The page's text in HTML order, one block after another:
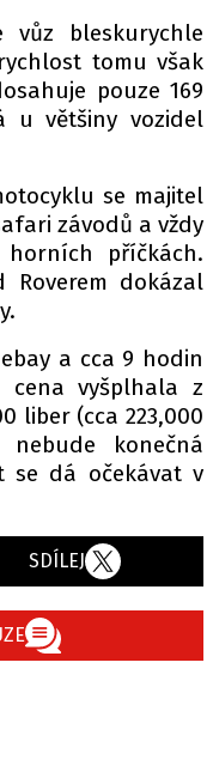
je
IČ: 118 23 054
vůz bleskurychle
tomu však
pouze 169
u většiny vozidel
se majitel
závodů a vždy
příčkách.
Roverem dokázal
a cca 9 hodin
cena vyšplhala z
liber (cca 223,000
konečná
se dá očekávat v
SDÍLEJ